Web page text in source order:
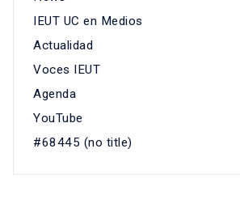
IEUT UC en Medios
Actualidad
Voces IEUT
Agenda
YouTube
#68445 (no title)